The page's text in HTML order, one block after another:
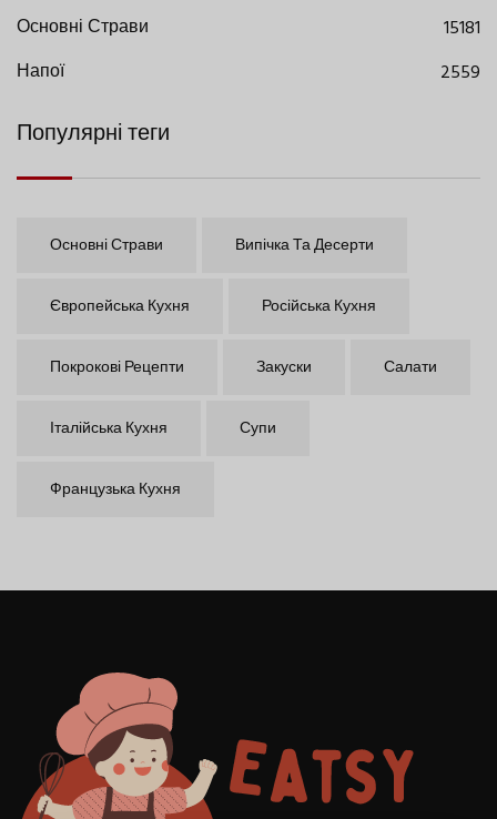
Основні Страви
15181
Напої
2559
Популярні теги
Основні Страви Випічка Та Десерти
Європейська Кухня Російська Кухня
Покрокові Рецепти Закуски Салати
Італійська Кухня Супи
Французька Кухня